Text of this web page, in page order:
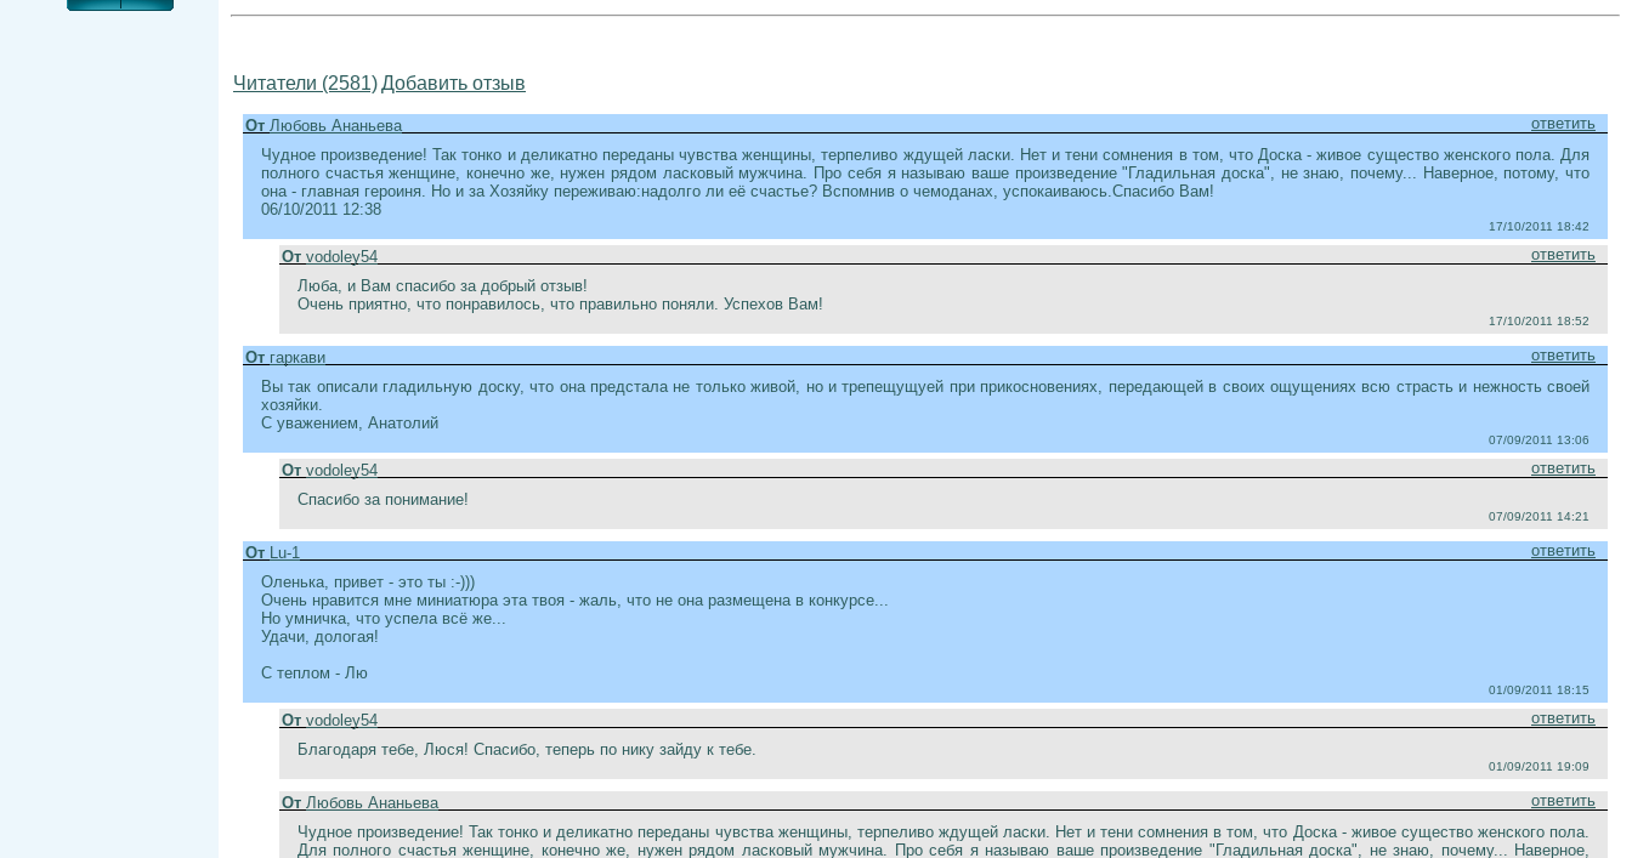
Читатели (2581)Добавить отзыв
От Любовь Ананьева
ответить
Чудное произведение! Так тонко и деликатно переданы чувства женщины, терпеливо ждущей ласки. Нет и тени сомнения в том, что Доска - живое существо женского пола. Для
полного счастья женщине, конечно же, нужен рядом ласковый мужчина. Про себя я называю ваше произведение "Гладильная доска", не знаю, почему... Наверное, потому, что
она - главная героиня. Но и за Хозяйку переживаю:надолго ли её счастье? Вспомнив о чемоданах, успокаиваюсь.Спасибо Вам!
06/10/2011 12:38
17/10/2011 18:42
От vodoley54
ответить
Люба, и Вам спасибо за добрый отзыв!
Очень приятно, что понравилось, что правильно поняли. Успехов Вам!
17/10/2011 18:52
От гаркави
ответить
Вы так описали гладильную доску, что она предстала не только живой, но и трепещущуей при прикосновениях, передающей в своих ощущениях всю страсть и нежность своей
хозяйки.
С уважением, Анатолий
07/09/2011 13:06
От vodoley54
ответить
Спасибо за понимание!
07/09/2011 14:21
От Lu-1
ответить
Оленька, привет - это ты :-)))
Очень нравится мне миниатюра эта твоя - жаль, что не она размещена в конкурсе...
Но умничка, что успела всё же...
Удачи, дологая!
С теплом - Лю
01/09/2011 18:15
От vodoley54
ответить
Благодаря тебе, Люся! Спасибо, теперь по нику зайду к тебе.
01/09/2011 19:09
От Любовь Ананьева
ответить
Чудное произведение! Так тонко и деликатно переданы чувства женщины, терпеливо ждущей ласки. Нет и тени сомнения в том, что Доска - живое существо женского пола.
Для полного счастья женщине, конечно же, нужен рядом ласковый мужчина. Про себя я называю ваше произведение "Гладильная доска", не знаю, почему... Наверное,